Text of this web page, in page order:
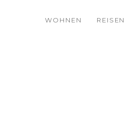
WOHNEN REISEN